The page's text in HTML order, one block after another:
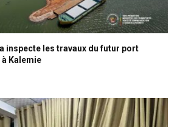
inspecte les travaux du futur port
Kalemie